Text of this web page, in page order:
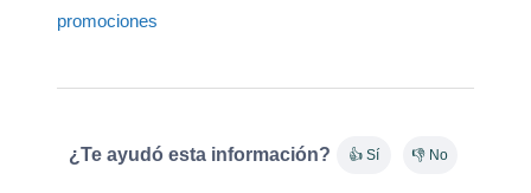
promociones
¿Te ayudó esta información? 👍 Sí 👎 No